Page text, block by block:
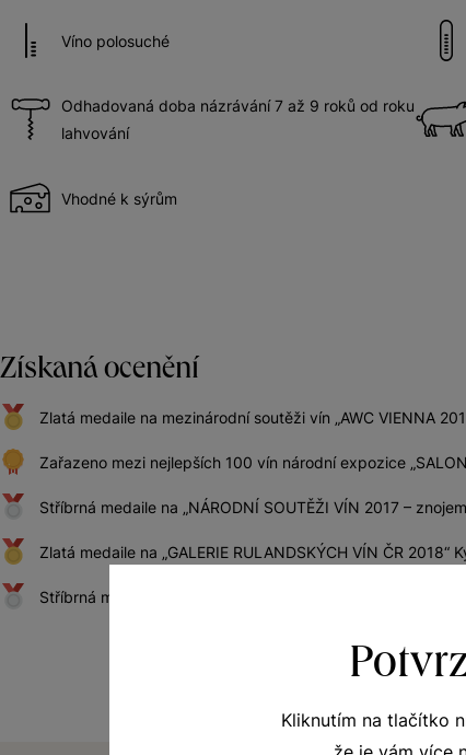
Víno polosuché
Odhadovaná doba názrávání 7 až 9 roků od roku
lahvování
Vhodné k sýrům
Získaná ocenění
Zlatá medaile na mezinárodní soutěži vín „AWC VIENNA
Zařazeno mezi nejlepších 100 vín národní expozice
Stříbrná medaile na „NÁRODNÍ SOUTĚŽI VÍN 2017 –
Zlatá medaile na „GALERIE RULANDSKÝCH VÍN ČR 2018“
Stříbrná medaile na „MONDIAL DES PINOTS 2018“,
Kliknutím na tlačítko